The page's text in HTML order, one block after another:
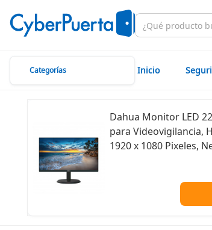
Categorías Inicio
Dahua Monitor LED
para Videovigilancia,
1920 x 1080 Pixeles,